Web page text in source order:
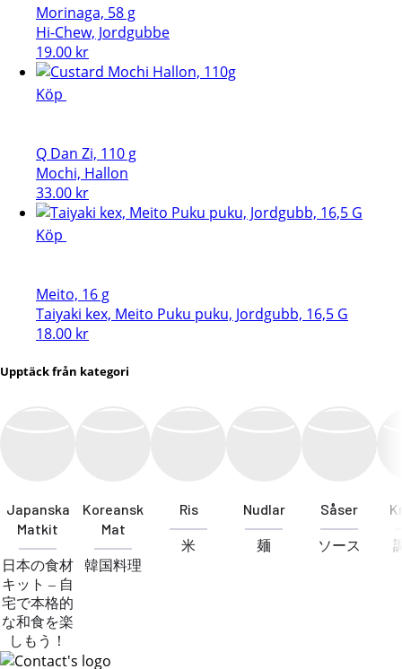
Morinaga, 58 g
Hi-Chew, Jordgubbe
19.00 kr
Köp
Q Dan Zi, 110 g
Mochi, Hallon
33.00 kr
Köp
Meito, 16 g
Taiyaki kex, Meito Puku puku, Jordgubb, 16,5 G
18.00 kr
Upptäck från kategori
Japanska
Matkit
日本の食材
キット – 自
宅で本格的
な和食を楽
しもう！
Koreansk
Mat
韓国料理
Ris
米
Nudlar
麺
Såser
ソース